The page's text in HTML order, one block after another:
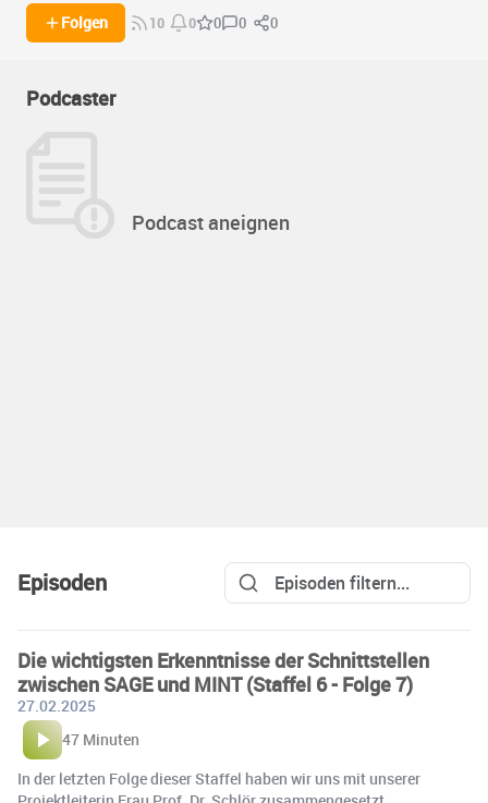
Folgen 10 0 0 0 0
Podcaster
Podcast aneignen
Episoden
Die wichtigsten Erkenntnisse der Schnittstellen
zwischen SAGE und MINT (Staffel 6 - Folge 7)
27.02.2025
47 Minuten
In der letzten Folge dieser Staffel haben wir uns mit unserer